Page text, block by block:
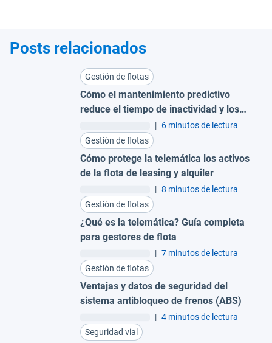
Posts relacionados
Gestión de flotas
Cómo el mantenimiento predictivo
reduce el tiempo de inactividad y los
costes para grandes flotas
| 6 minutos de lectura
Gestión de flotas
Cómo protege la telemática los activos
de la flota de leasing y alquiler
| 8 minutos de lectura
Gestión de flotas
¿Qué es la telemática? Guía completa
para gestores de flota
| 7 minutos de lectura
Gestión de flotas
Ventajas y datos de seguridad del
sistema antibloqueo de frenos (ABS)
| 4 minutos de lectura
Seguridad vial